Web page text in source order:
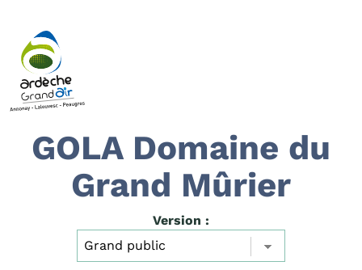
GOLA Domaine du
Grand Mûrier
Version :